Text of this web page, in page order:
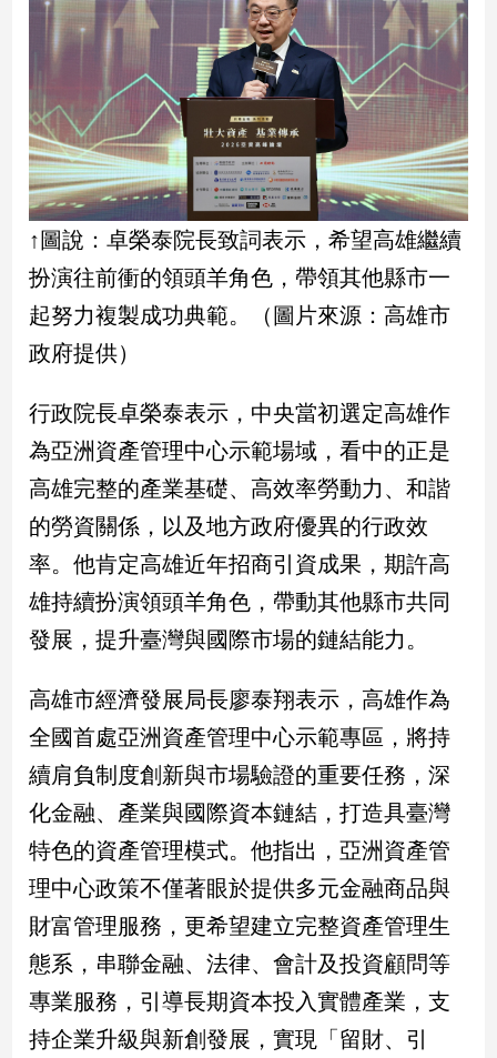
子/
藝
術
／
文
創
／
電
影
推
薦
科
技/
戲
運
物
Pet
影
專
作
媒
體
投
稿
專
區
↑圖說：卓榮泰院長致詞表示，希望高雄繼續
扮演往前衝的領頭羊角色，帶領其他縣市一
起努力複製成功典範。（圖片來源：高雄市
政府提供）
行政院長卓榮泰表示，中央當初選定高雄作
為亞洲資產管理中心示範場域，看中的正是
高雄完整的產業基礎、高效率勞動力、和諧
的勞資關係，以及地方政府優異的行政效
率。他肯定高雄近年招商引資成果，期許高
雄持續扮演領頭羊角色，帶動其他縣市共同
發展，提升臺灣與國際市場的鏈結能力。
高雄市經濟發展局長廖泰翔表示，高雄作為
全國首處亞洲資產管理中心示範專區，將持
續肩負制度創新與市場驗證的重要任務，深
化金融、產業與國際資本鏈結，打造具臺灣
特色的資產管理模式。他指出，亞洲資產管
理中心政策不僅著眼於提供多元金融商品與
財富管理服務，更希望建立完整資產管理生
態系，串聯金融、法律、會計及投資顧問等
專業服務，引導長期資本投入實體產業，支
持企業升級與新創發展，實現「留財、引